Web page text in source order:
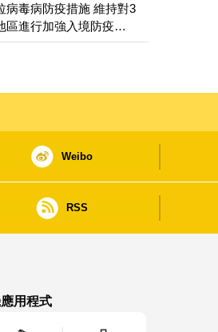
病毒病防疫措施 維持對3
區進行加強入境防疫措
Weibo
RSS
用程式